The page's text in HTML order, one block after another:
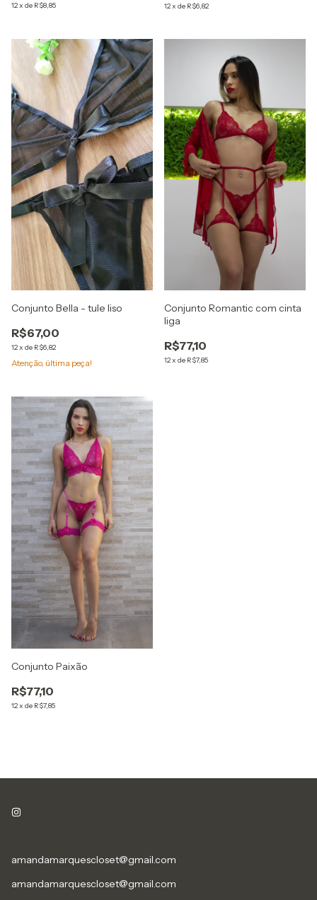
12x de R$8,85 12x de R$6,82
Conjunto Bella - tule liso
R$67,00
12x de R$6,82
Atenção, última peça!
Conjunto Romantic com cinta
liga
R$77,10
12x de R$7,85
Conjunto Paixão
R$77,10
12x de R$7,85
amandamarquescloset@gmail.com
amandamarquescloset@gmail.com